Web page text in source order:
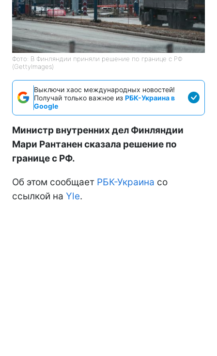
Фото: В Финляндии приняли решение по границе с РФ
(GettyImages)
Выключи хаос международных новостей!
Получай только важное из РБК-Украина в
Google
Министр внутренних дел Финляндии
Мари Рантанен сказала решение по
границе с РФ.
Об этом сообщает РБК-Украина со
ссылкой на Yle.